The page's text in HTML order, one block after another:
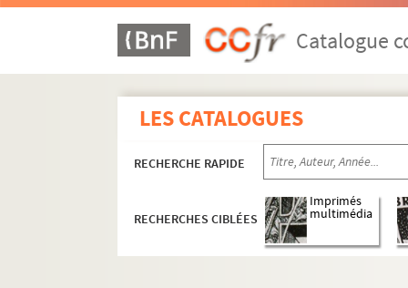
Catalogue
LES CATALOGUES
RECHERCHE RAPIDE
RECHERCHES CIBLÉES
Imprimés
multimédia